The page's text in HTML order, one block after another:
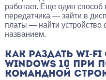
работает. Еще один
передатчика — зайти в
платы — найти устройство
названием.
КАК РАЗДАТЬ WI-
WINDOWS 10 ПРИ
КОМАНДНОЙ